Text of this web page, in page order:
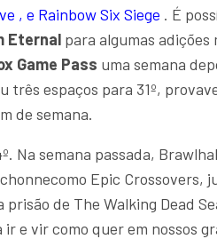
, e Rainbow Six Siege . É
Eternal para algumas adições
Game Pass uma semana
três espaços para 31º,
de semana.
Na semana passada,
Epic Crossovers,
de The Walking Dead
e vir como quer em nossos